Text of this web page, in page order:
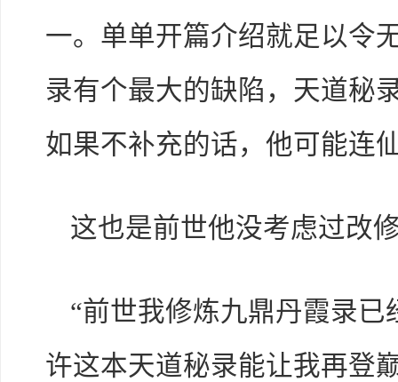
一。单单开篇介绍就足以令
录有个最大的缺陷，天道秘
如果不补充的话，他可能连
这也是前世他没考虑过改
“前世我修炼九鼎丹霞录
许这本天道秘录能让我再登